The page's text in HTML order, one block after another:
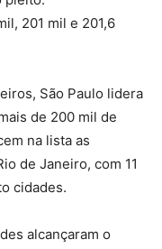
201 mil e 201,6
São Paulo lidera
de 200 mil de
na lista as
de Janeiro, com 11
cidades.
alcançaram o